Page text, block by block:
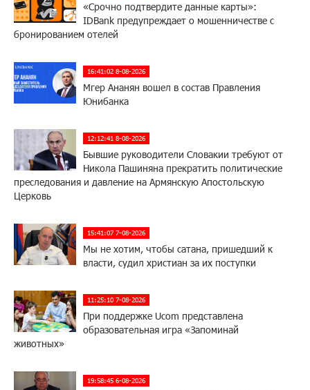
«Срочно подтвердите данные карты»:
IDBank предупреждает о мошенничестве с
бронированием отелей
16:41:02 8-08-2026
Мгер Ананян вошел в состав Правления
Юнибанка
12:12:41 8-08-2026
Бывшие руководители Словакии требуют от
Никола Пашиняна прекратить политические
преследования и давление на Армянскую Апостольскую
Церковь
15:41:07 7-08-2026
Мы не хотим, чтобы сатана, пришедший к
власти, судил христиан за их поступки
11:25:10 7-08-2026
При поддержке Ucom представлена
образовательная игра «Запоминай
животных»
19:58:45 6-08-2026